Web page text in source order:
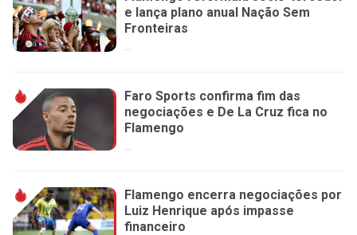
e lança plano anual Nação Sem
Fronteiras
...
Faro Sports confirma fim das
negociações e De La Cruz fica no
Flamengo
...
Flamengo encerra negociações por
Luiz Henrique após impasse
financeiro